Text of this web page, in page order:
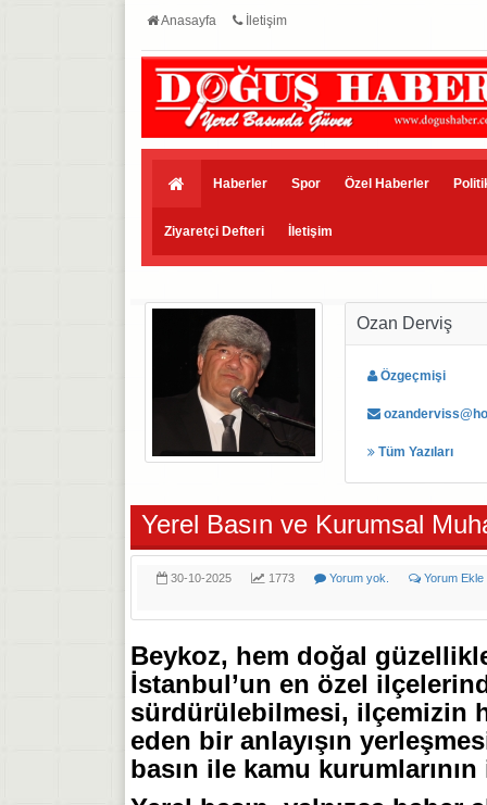
Anasayfa İletişim
Haberler Spor Özel Haberler
Ziyaretçi Defteri İletişim
Ozan Derviş
Özgeçmişi
Tüm Yazıları
Yerel Basın ve Kurumsal
30-10-2025 1773 Yorum yok. Yorum Ekle
Beykoz, hem doğal
İstanbul’un en özel
sürdürülebilmesi, ilçemizin
eden bir anlayışın
basın ile kamu